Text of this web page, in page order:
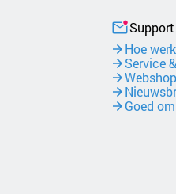
Support
Hoe
Service
Goed